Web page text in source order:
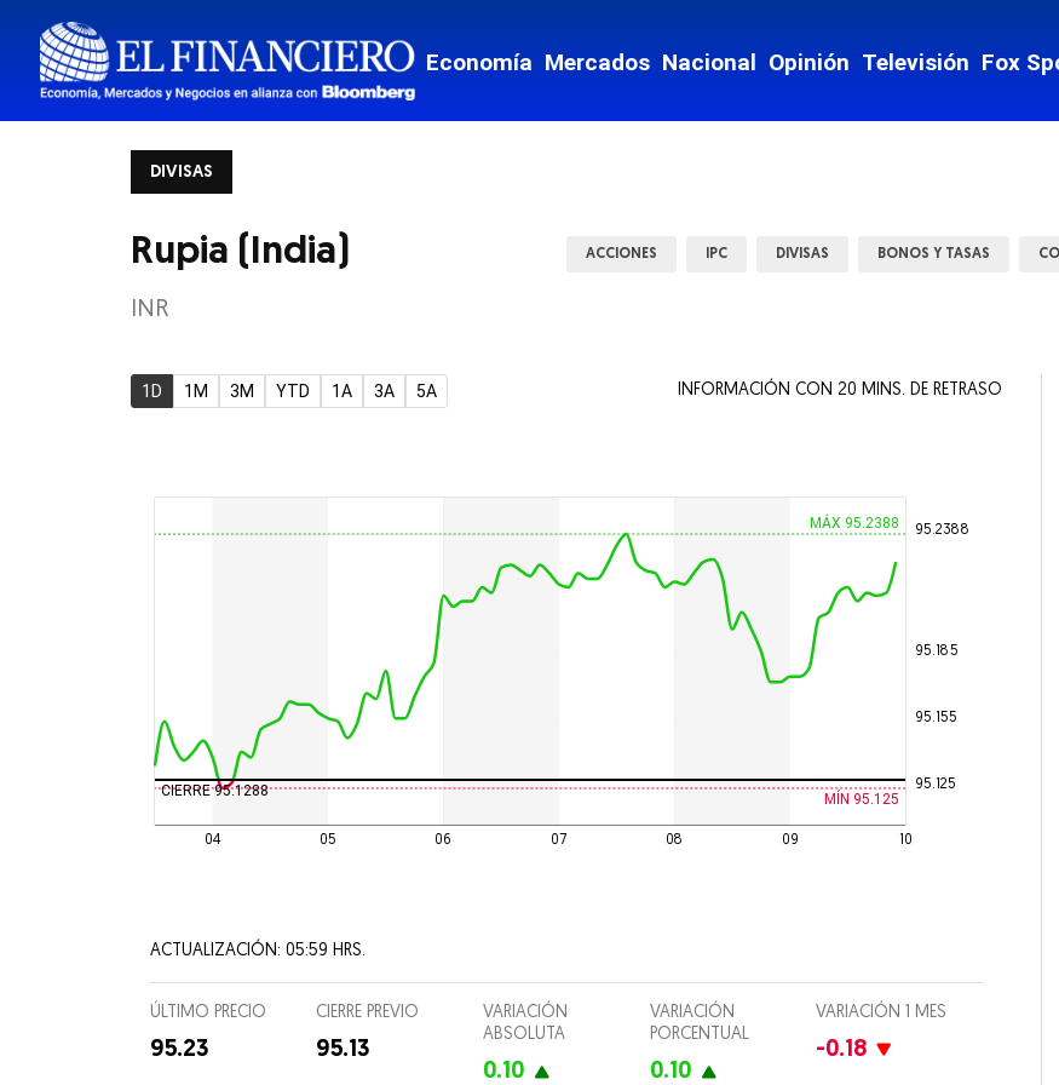
Economía Mercados Nacional Opinión Televisión Fox
Mostrar Estados subsecciones
Culturas
Directorio
Suscripciones Opens in new window
DIVISAS
Rupia (India) ACCIONES IPC DIVISAS BONOS Y TASAS
INR
1D 1M 3M YTD 1A 3A 5A INFORMACIÓN CON 20 MINS. DE RETRASO
MÁX 95.2388
CIERRE 95.1288 MÍN 95.125
04 05 06 07 08 09 10
95.125
95.155
95.185
95.2388
ACTUALIZACIÓN: 05:59 HRS.
ÚLTIMO PRECIO
95.23
CIERRE PREVIO
95.13
VARIACIÓN
ABSOLUTA
0.10
VARIACIÓN
PORCENTUAL
0.10
VARIACIÓN 1 MES
-0.18